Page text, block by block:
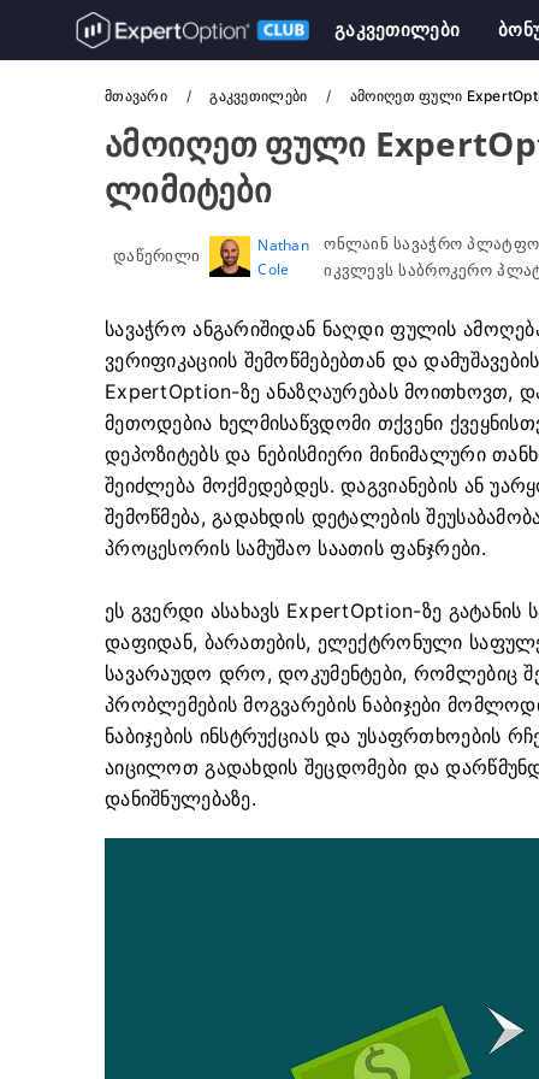
Გაკვეთილები
Მთავარი Გაკვეთილები ამოიღეთ ფული
ამოიღეთ ფული
ლიმიტები
დაწერილი
Nathan
Cole
ონლაინ სავაჭრო
იკვლევს საბროკერო
სავაჭრო ანგარიშიდან ნაღდი ფულის
ვერიფიკაციის შემოწმებებთან და
ExpertOption-ზე ანაზღაურებას მოითხოვთ,
მეთოდებია ხელმისაწვდომი თქვენი
დეპოზიტებს და ნებისმიერი მინიმალური
შეიძლება მოქმედებდეს. დაგვიანების ან
შემოწმება, გადახდის დეტალების
პროცესორის სამუშაო საათის ფანჯრები.
ეს გვერდი ასახავს ExpertOption-ზე
დაფიდან, ბარათების, ელექტრონული
სავარაუდო დრო, დოკუმენტები, რომლებიც
პრობლემების მოგვარების ნაბიჯები
ნაბიჯების ინსტრუქციას და უსაფრთხოების
აიცილოთ გადახდის შეცდომები და
დანიშნულებაზე.